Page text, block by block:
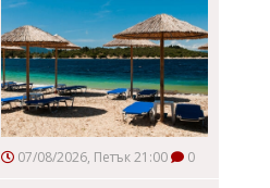
07/08/2026, Петък 21:00 0